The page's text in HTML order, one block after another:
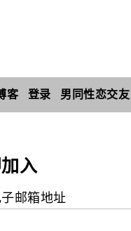
客 登录 男同性恋交友
入
邮箱地址